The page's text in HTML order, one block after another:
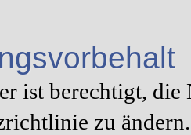
ist berechtigt,
zu